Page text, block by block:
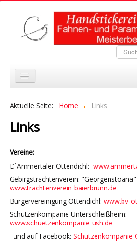
...
Stickkurse
Abverkauf
Aktuelles
Über uns
Links
Aktuelle Seite: Home Links
Links
Vereine:
D`Ammertaler Ottendichl:
Gebirgstrachtenverein: "Georgenstoana"
www.trachtenverein-baierbrunn.de
Bürgervereinigung Ottendichl: www.bv-
Schützenkompanie Unterschleißheim:
www.schuetzenkompanie-ush.de
und auf Facebook: Schützenkompanie